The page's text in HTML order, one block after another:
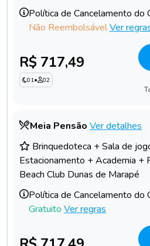
Política de Cancelamento do
Não ReembolsávelVer
R$ 717,49
01• 02
Meia Pensão Ver detalhes
Brinquedoteca + Sala de
Estacionamento + Academia +
Beach Club Dunas de Marapé
Política de Cancelamento do
Gratuito Ver regras